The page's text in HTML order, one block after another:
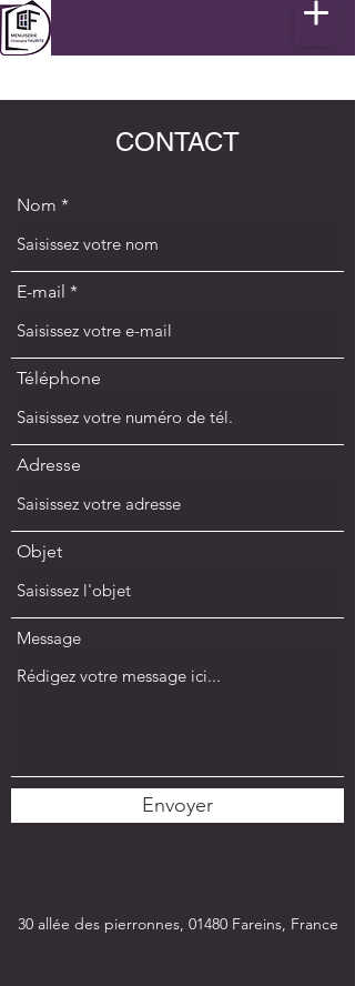
CONTACT
Nom
E-mail
Téléphone
Adresse
Objet
Message
Envoyer
30 allée des pierronnes, 01480 Fareins, France